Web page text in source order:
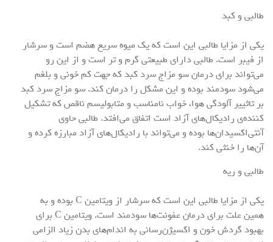
طالبی و کبد
یکی از مزایا طالبی این است که یک میوه سریع هضم است و سرشار
از فیبر است. طالبی دارای طبیعتی گرم و تر است و از این رو
می‌تواند برای درمان سو مزاج سرد کبد که جهت کم خونی و بلغم
می‌شود سودمند بوده و این مشکل را درمان کند. سو مزاج سرد کبد
بر تاثییر آلودگی هوا، خواب نامناسب و متابولیسم ناقص که تشکیل
کننده‌ی رادیکال‌های آزاد است اتفاق می‌افتد. طالبی حاوی
آنتی‌اکسیدان‌ها بوده و می‌تواند با رادیکال‌های آزاد مبارزه کرده و
آن‌ها را خنثی کند.
طالبی و ریه
یکی از مزایا طالبی این است که سرشار از ویتامین C بوده و به
همین علت برای درمان عفونت‌ها سودمند است. ویتامین C برای
بهبود گردش خون و اکسیژن‌رسانی به اندام‌های بدن زیاد الزامی